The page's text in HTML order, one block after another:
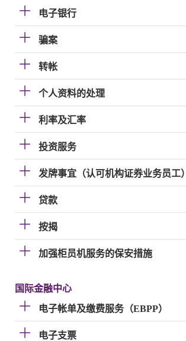
电子银行
骗案
转帐
个人资料的处理
利率及汇率
投资服务
发牌事宜（认可机构证券业务员工）
贷款
按揭
加强柜员机服务的保安措施
国际金融中心
电子帐单及缴费服务（EBPP）
电子支票